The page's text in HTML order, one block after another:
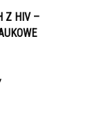
Z HIV –